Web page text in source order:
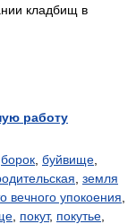
кладбищ в
работу
борок буйвище
земля
вечного упокоения
покут, покутье